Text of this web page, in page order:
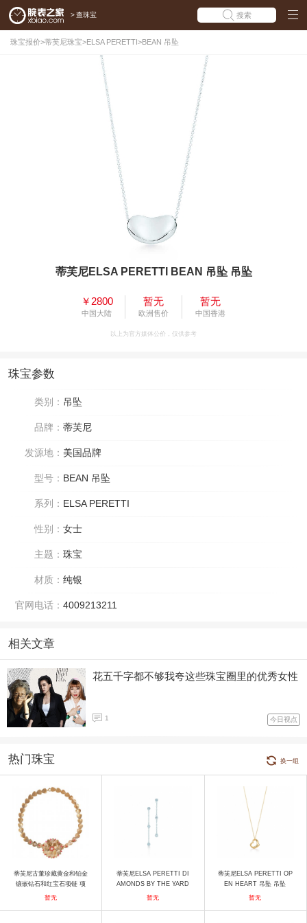
> 查珠宝 搜索
珠宝报价>蒂芙尼珠宝>ELSA PERETTI>BEAN 吊坠
蒂芙尼ELSA PERETTI BEAN 吊坠 吊坠
￥2800
中国大陆
暂无
欧洲售价
暂无
中国香港
以上为官方媒体公价，仅供参考
珠宝参数
类别： 吊坠
品牌： 蒂芙尼
发源地： 美国品牌
型号： BEAN 吊坠
系列： ELSA PERETTI
性别： 女士
主题： 珠宝
材质： 纯银
官网电话： 4009213211
相关文章
花五千字都不够我夸这些珠宝圈里的优秀女性
1 今日视点
热门珠宝 换一组
蒂芙尼古董珍藏黄金和铂金
镶嵌钻石和红宝石项链 项
链
暂无
蒂芙尼ELSA PERETTI DI
AMONDS BY THE YARD
™耳坠 耳饰
暂无
蒂芙尼ELSA PERETTI OP
EN HEART 吊坠 吊坠
暂无